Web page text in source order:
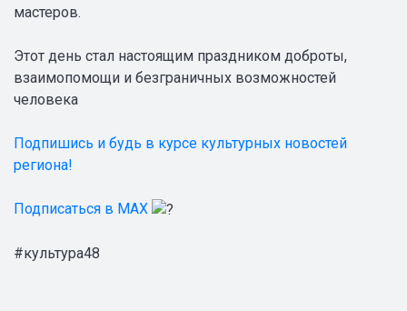
мастеров.
Этот день стал настоящим праздником доброты,
взаимопомощи и безграничных возможностей
человека
Подпишись и будь в курсе культурных новостей
региона!
Подписаться в MAX
#культура48